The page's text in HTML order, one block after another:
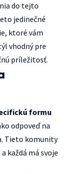
do tejto
jedinečné
ktoré vám
vhodný pre
príležitosť.
formu
odpoveď na
Tieto komunity
každá má svoje